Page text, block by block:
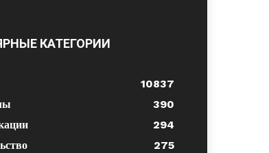
КАТЕГОРИИ
10837
390
294
275